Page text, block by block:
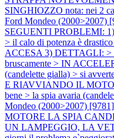
SINGHIOZZO nota: nei 2
Ford Mondeo (2000>2007)
SEGUENTI PROBLEMI:
> il calo di potenza è
ACCESA 3) DETTAGLI: >
bruscamente > IN
(candelette gialla) > si
E RIAVVIANDO IL
bene > la spia avaria
Mondeo (2000>2007)
MOTORE LA SPIA
UN LAMPEGGIO, LA